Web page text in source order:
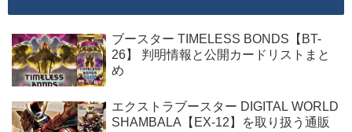
ブースター TIMELESS BONDS【BT-
26】 判明情報と公開カードリストまと
め
エクストラブースター DIGITAL WORLD
SHAMBALA【EX-12】を取り扱う通販